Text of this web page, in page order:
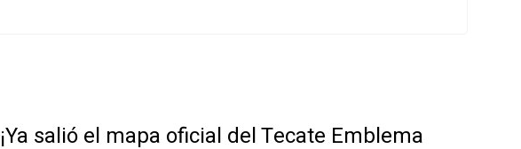
¡Ya salió el mapa oficial del Tecate Emblema